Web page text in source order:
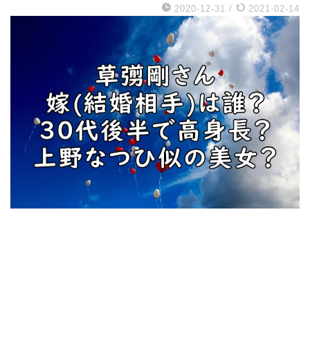
2020-12-31 / 2021-02-14